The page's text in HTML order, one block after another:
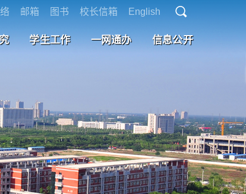
邮箱 图书 校长信箱 English
学生工作 一网通办 信息公开